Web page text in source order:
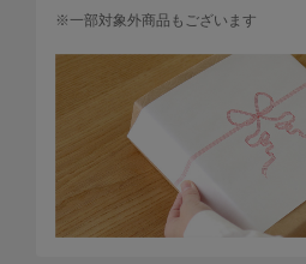
※一部対象外商品もございます